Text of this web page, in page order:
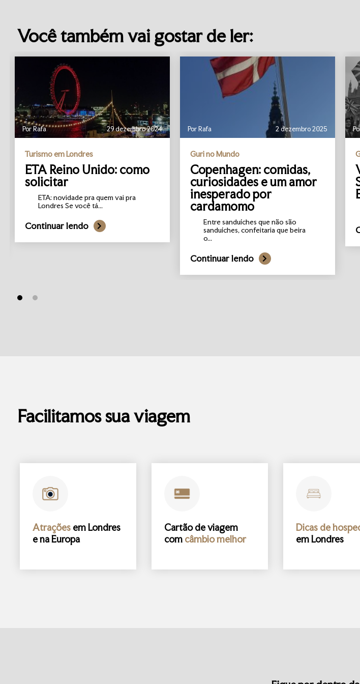
Você também vai gostar de ler:
Por Rafa 29 dezembro 2024
Turismo em Londres
ETA Reino Unido: como
solicitar
ETA: novidade pra quem vai pra
Londres Se você tá...
Continuar lendo
Por Rafa 2 dezembro 2025
Guri no Mundo
Copenhagen: comidas,
curiosidades e um amor
inesperado por
cardamomo
Entre sanduíches que não são
sanduíches, confeitaria que beira
o...
Continuar lendo
Facilitamos sua viagem
Atraçõesem Londres
e na Europa
Cartão de viagem
com câmbio melhor
Dicas de
em Londres